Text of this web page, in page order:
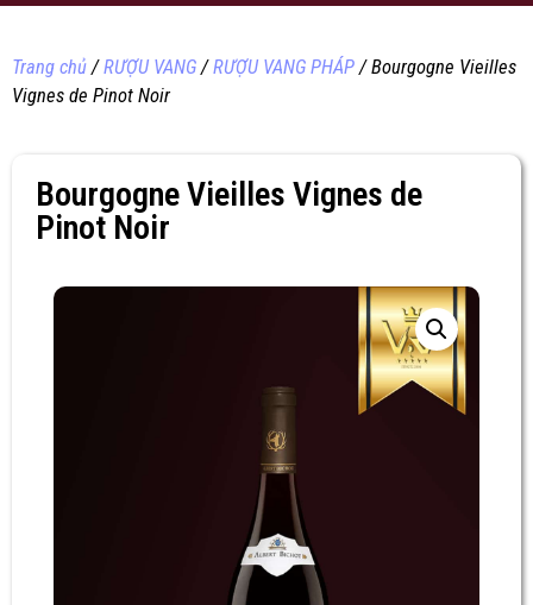
Trang chủ/RƯỢU VANG/RƯỢU VANG PHÁP/ Bourgogne Vieilles
Vignes de Pinot Noir
Bourgogne Vieilles Vignes de
Pinot Noir